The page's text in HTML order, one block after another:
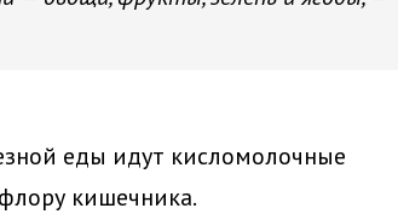
еды идут кисломолочные
кишечника.